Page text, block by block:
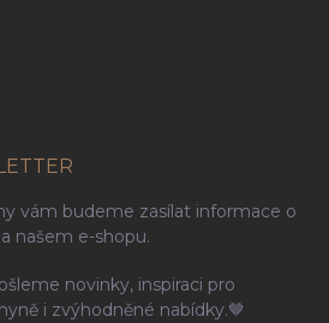
vám budeme zasílat informace o
našem e-shopu.
novinky, inspiraci pro
i zvýhodněné nabídky.🤎